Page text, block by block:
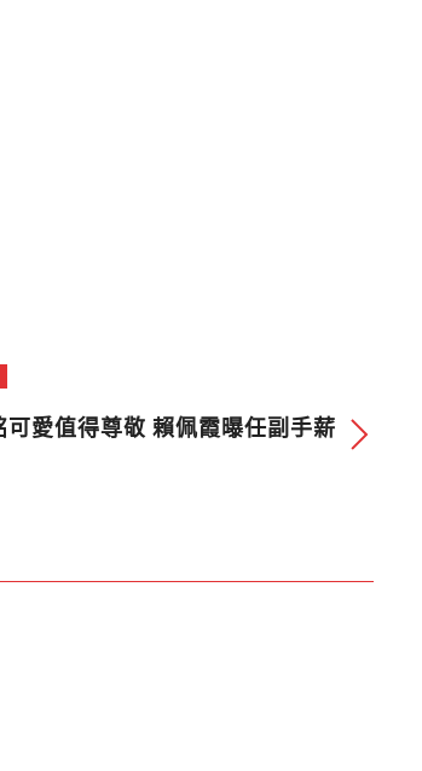
可愛值得尊敬 賴佩霞曝任副手薪